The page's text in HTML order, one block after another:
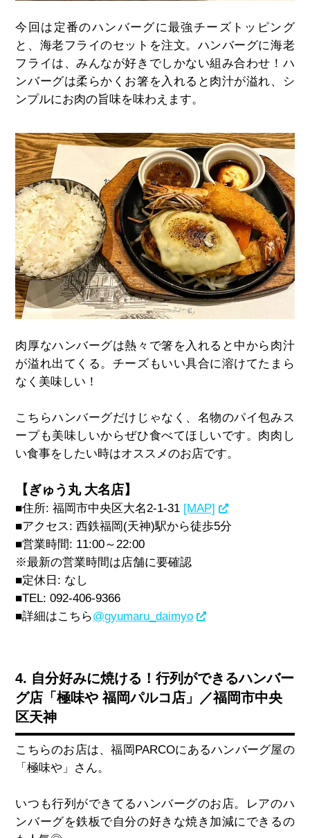
今回は定番のハンバーグに最強チーズトッピング
と、海老フライのセットを注文。ハンバーグに海老
フライは、みんなが好きでしかない組み合わせ！ハ
ンバーグは柔らかくお箸を入れると肉汁が溢れ、シ
ンプルにお肉の旨味を味わえます。
肉厚なハンバーグは熱々で箸を入れると中から肉汁
が溢れ出てくる。チーズもいい具合に溶けてたまら
なく美味しい！
こちらハンバーグだけじゃなく、名物のパイ包みス
ープも美味しいからぜひ食べてほしいです。肉肉し
い食事をしたい時はオススメのお店です。
【ぎゅう丸 大名店】
■住所:福岡市中央区大名2-1-31 [MAP]
■アクセス : 西鉄福岡(天神)駅から徒歩5分
■営業時間: 11:00～ 22:00
※最新の営業時間は店舗に要確認
■定休日 : なし
■TEL: 092-406-9366
■詳細はこちら@gyumaru_daimyo
4. 自分好みに焼ける！行列ができるハンバー
グ店「極味や 福岡パルコ店」／福岡市中央
区天神
こちらのお店は、福岡 PARCOにあるハンバーグ屋の
「極味や」さん。
いつも行列ができてるハンバーグのお店。レアのハ
ンバーグを鉄板で自分の好きな焼き加減にできるの